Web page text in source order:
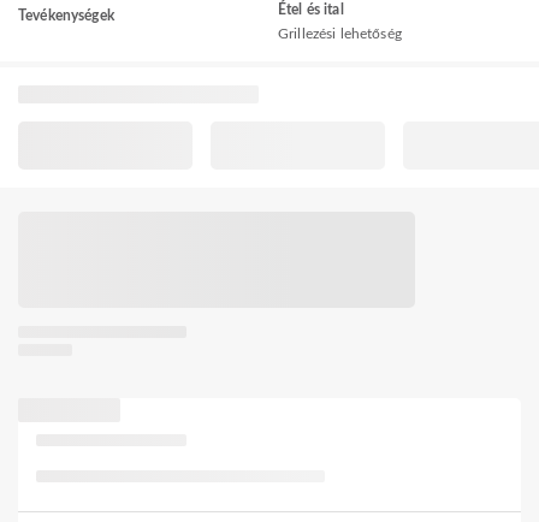
Tevékenységek
Étel és ital
Grillezési lehetőség